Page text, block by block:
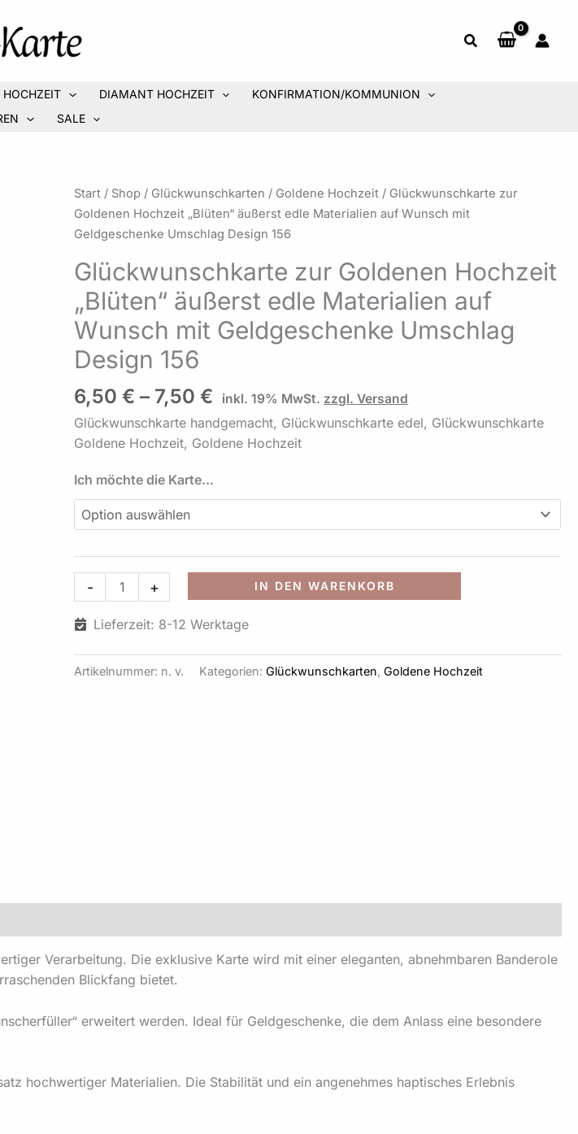
HOCHZEIT DIAMANT HOCHZEIT
KONFIRMATION/KOMMUNION
SALE
Start / Shop / Glückwunschkarten / Goldene Hochzeit / Glückwunschkarte zur
Goldenen Hochzeit „Blüten“ äußerst edle Materialien auf Wunsch mit
Geldgeschenke Umschlag Design 156
Glückwunschkarte zur Goldenen Hochzeit
„Blüten“ äußerst edle Materialien auf
Wunsch mit Geldgeschenke Umschlag
Design 156
6,50€ – 7,50€
Preisspanne:
6,50 €
bis
inkl. 19% MwSt. zzgl. Versand
Glückwunschkarte handgemacht, Glückwunschkarte edel, Glückwunschkarte
Goldene Hochzeit, Goldene Hochzeit
Ich möchte die Karte...
-
Glückwunschkarte
zur
Goldenen
"Blüten"
äußerst
edle
Materialien
auf
mit
Geldgeschenke
Umschlag
156
Menge
+ IN DEN WARENKORB
Lieferzeit: 8-12 Werktage
Artikelnummer: n. v. Kategorien:Glückwunschkarten,Goldene Hochzeit
Verarbeitung. Die exklusive Karte wird mit einer eleganten, abnehmbaren Banderole
Blickfang bietet.
erweitert werden. Ideal für Geldgeschenke, die dem Anlass eine besondere
hochwertiger Materialien. Die Stabilität und ein angenehmes haptisches Erlebnis